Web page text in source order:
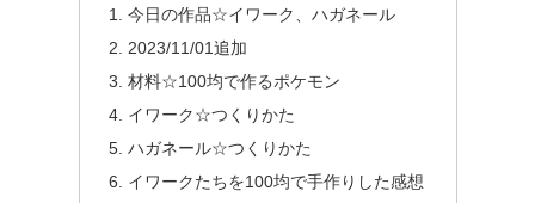
今日の作品☆イワーク、ハガネール
2023/11/01追加
材料☆100均で作るポケモン
イワーク☆つくりかた
ハガネール☆つくりかた
イワークたちを100均で手作りした感想